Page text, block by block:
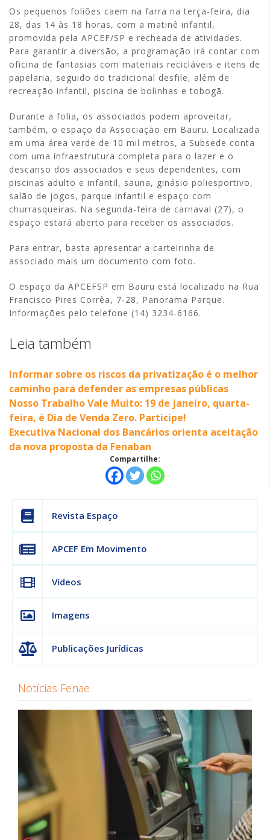
Os pequenos foliões caem na farra na terça-feira, dia
28, das 14 às 18 horas, com a matinê infantil,
promovida pela APCEF/SP e recheada de atividades.
Para garantir a diversão, a programação irá contar com
oficina de fantasias com materiais recicláveis e itens de
papelaria, seguido do tradicional desfile, além de
recreação infantil, piscina de bolinhas e tobogã.
Durante a folia, os associados podem aproveitar,
também, o espaço da Associação em Bauru. Localizada
em uma área verde de 10 mil metros, a Subsede conta
com uma infraestrutura completa para o lazer e o
descanso dos associados e seus dependentes, com
piscinas adulto e infantil, sauna, ginásio poliesportivo,
salão de jogos, parque infantil e espaço com
churrasqueiras. Na segunda-feira de carnaval (27), o
espaço estará aberto para receber os associados.
Para entrar, basta apresentar a carteirinha de
associado mais um documento com foto.
O espaço da APCEFSP em Bauru está localizado na Rua
Francisco Pires Corrêa, 7-28, Panorama Parque.
Informações pelo telefone (14) 3234-6166.
Leia também
Informar sobre os riscos da privatização é o melhor
caminho para defender as empresas públicas
Nosso Trabalho Vale Muito: 19 de janeiro, quarta-
feira, é Dia de Venda Zero. Participe!
Executiva Nacional dos Bancários orienta aceitação
da nova proposta da Fenaban
Compartilhe:
Revista Espaço
APCEF Em Movimento
Vídeos
Imagens
Publicações Jurídicas
Notícias Fenae